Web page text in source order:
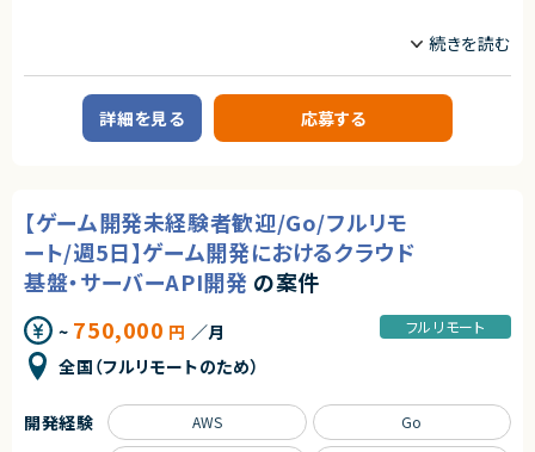
契約形態
業務委託(準委任契約)
エージェントから
★フルリモート※日本にお住いの方のみの募集になります
★大手グループ会社の案件です！
★中長期で参画いただける案件です！
★弊社から20名以上参画中の企業様になります！※事業部は異なります
★横新規開発の立ち上げや横断的にプロジェクトを見ることができます。
株式会社LASSIC
★働き方柔軟です！月64hでアウトプットをしっかりと出していただければ、
働き方は自由なプロジェクトになっております
★ブロックチェーンについて学べる環境が整っており、これからブロックチェ
ーンを学んでいきたい方にはイチオシの案件です
★副業というよりは一種のコミュニティのような案件となります
業務内容
営業向け商談解析システムの追加開発案件です。
将来的な活用を見据え、Salesforce連携を考慮した設計・実装を行います。
【業務内容】
・会議音声解析AIを用いた商談解析システムの追加開発・改修
・既存の会議単位分析から、顧客単位でのデータ集約・分析機能への拡張
・Salesforce連携を前提としたアーキテクチャ設計・実装
・要件定義〜テストまで一貫した開発対応
・小規模チームにおける技術リード、コードレビュー
・スクラム開発における設計・実装・品質向上への貢献
求めるスキル
詳細を見る 応募する
【ゲーム開発未経験者歓迎/Go/フルリモ
ート/週5日】ゲーム開発におけるクラウド
基盤・サーバーAPI開発 の案件
~ 750,000 円 ／月
全国（フルリモートのため）
フルリモート
開発経験 AWS Go